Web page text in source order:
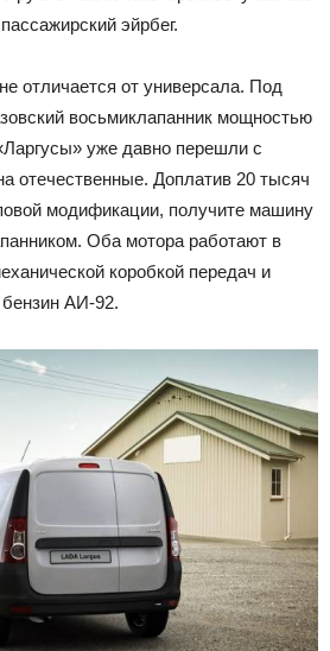
эйрбег.
отличается от универсала. Под
восьмиклапанник мощностью
уже давно перешли с
отечественные. Доплатив 20 тысяч
модификации, получите машину
Оба мотора работают в
коробкой передач и
АИ-92.